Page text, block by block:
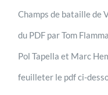
Champs de bataille de
du PDF par Tom
Pol Tapella et Marc
feuilleter le pdf ci-